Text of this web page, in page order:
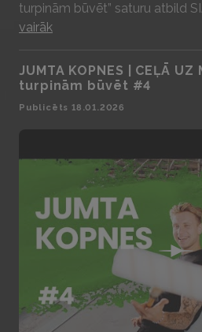
turpinām būvēt” saturu atbild
vairāk
JUMTA KOPNES | CEĻĀ UZ
turpinām būvēt #4
Publicēts 18.01.2026